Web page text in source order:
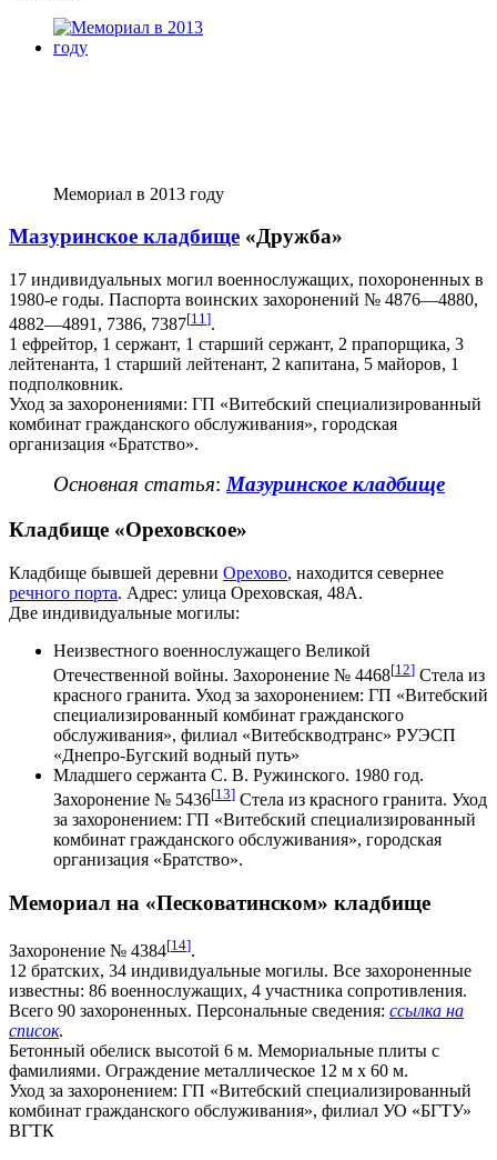
Мемориал в 2013 году
Мазуринское кладбище «Дружба»
17 индивидуальных могил военнослужащих, похороненных в
1980-е годы. Паспорта воинских захоронений № 4876—4880,
4882—4891, 7386, 7387[11 ].
1 ефрейтор, 1 сержант, 1 старший сержант, 2 прапорщика, 3
лейтенанта, 1 старший лейтенант, 2 капитана, 5 майоров, 1
подполковник.
Уход за захоронениями: ГП «Витебский специализированный
комбинат гражданского обслуживания», городская
организация «Братство».
Основная статья:Мазуринское кладбище
Кладбище «Ореховское»
Кладбище бывшей деревни Орехово, находится севернее
речного порта. Адрес: улица Ореховская, 48А.
Две индивидуальные могилы:
Неизвестного военнослужащего Великой
Отечественной войны. Захоронение № 4468[12] Стела из
красного гранита. Уход за захоронением: ГП «Витебский
специализированный комбинат гражданского
обслуживания», филиал «Витебскводтранс» РУЭСП
«Днепро-Бугский водный путь»
Младшего сержанта С. В. Ружинского. 1980 год.
Захоронение № 5436[13] Стела из красного гранита. Уход
за захоронением: ГП «Витебский специализированный
комбинат гражданского обслуживания», городская
организация «Братство».
Мемориал на «Песковатинском» кладбище
Захоронение № 4384[14].
12 братских, 34 индивидуальные могилы. Все захороненные
известны: 86 военнослужащих, 4 участника сопротивления.
Всего 90 захороненных. Персональные сведения: ссылка на
список.
Бетонный обелиск высотой 6 м. Мемориальные плиты с
фамилиями. Ограждение металлическое 12 м х 60 м.
Уход за захоронением: ГП «Витебский специализированный
комбинат гражданского обслуживания», филиал УО «БГТУ»
ВГТК